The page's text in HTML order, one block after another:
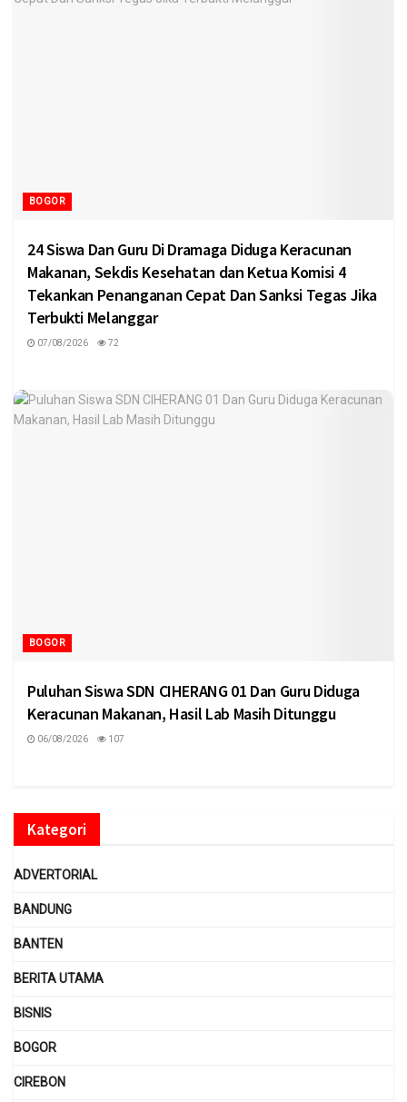
BOGOR
24 Siswa Dan Guru Di Dramaga Diduga Keracunan
Makanan, Sekdis Kesehatan dan Ketua Komisi 4
Tekankan Penanganan Cepat Dan Sanksi Tegas Jika
Terbukti Melanggar
07/08/2026 72
BOGOR
Puluhan Siswa SDN CIHERANG 01 Dan Guru Diduga
Keracunan Makanan, Hasil Lab Masih Ditunggu
06/08/2026 107
Kategori
ADVERTORIAL
BANDUNG
BANTEN
BERITA UTAMA
BISNIS
BOGOR
CIREBON